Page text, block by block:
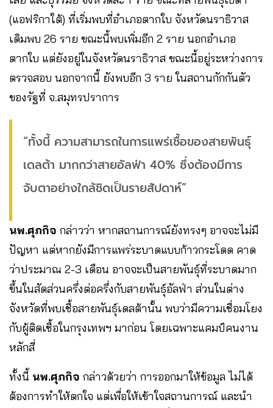
(แอฟริกาใต้) ที่เริ่มพบที่อำเภอตากใบ จังหวัดนราธิวาส
เดิมพบ 26 ราย ขณะนี้พบเพิ่มอีก 2 ราย นอกอำเภอ
ตากใบ แต่ยังอยู่ในจังหวัดนราธิวาส ขณะนี้อยู่ระหว่างการ
ตรวจสอบ นอกจากนี้ ยังพบอีก 3 ราย ในสถานกักกันตัว
ของรัฐที่ จ.สมุทรปราการ
“ทั้งนี้ ความสามารถในการแพร่เชื้อของสายพันธุ์
เดลต้า มากกว่าสายอัลฟ่า 40% ซึ่งต้องมีการ
จับตาอย่างใกล้ชิดเป็นรายสัปดาห์”
นพ.ศุภกิจ กล่าวว่า หากสถานการณ์ยังทรงๆ อาจจะไม่มี
ปัญหา แต่หากยังมีการแพร่ระบาดแบบก้าวกระโดด คาด
ว่าประมาณ 2-3 เดือน อาจจะเป็นสายพันธุ์ที่ระบาดมาก
ขึ้นในสัดส่วนครึ่งต่อครึ่งกับสายพันธุ์อัลฟ่า ส่วนในต่าง
จังหวัดที่พบเชื้อสายพันธุ์เดลต้านั้น พบว่ามีความเชื่อมโยง
กับผู้ติดเชื้อในกรุงเทพฯ มาก่อน โดยเฉพาะแคมป์คนงาน
หลักสี่
ทั้งนี้ นพ.ศุภกิจ กล่าวด้วยว่า การออกมาให้ข้อมูล ไม่ได้
ต้องการทำให้ตกใจ แต่เพื่อให้เข้าใจสถานการณ์ และนำ